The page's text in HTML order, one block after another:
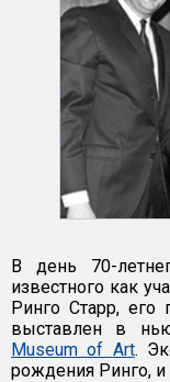
В день 70-
известного как
Ринго Старр, его
выставлен в
Museum of Art.
рождения Ринго, и